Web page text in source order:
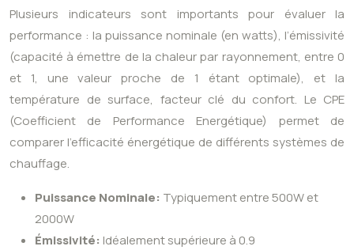
Plusieurs indicateurs sont importants pour évaluer la
performance : la puissance nominale (en watts), l’émissivité
(capacité à émettre de la chaleur par rayonnement, entre 0
et 1, une valeur proche de 1 étant optimale), et la
température de surface, facteur clé du confort. Le CPE
(Coefficient de Performance Energétique) permet de
comparer l’efficacité énergétique de différents systèmes de
chauffage.
Puissance Nominale: Typiquement entre 500W et
2000W
Émissivité: Idéalement supérieure à 0.9